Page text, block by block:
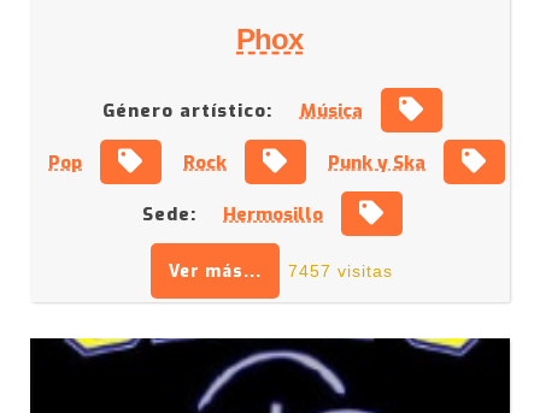
Phox
Género artístico: Música
Pop Rock Punk y Ska
Sede: Hermosillo
Ver más... 7457 visitas